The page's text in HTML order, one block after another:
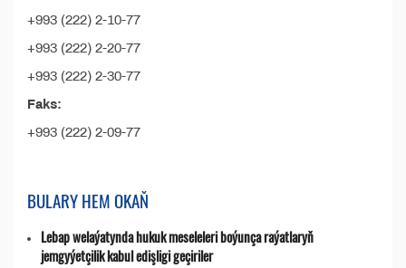
+993 (222) 2-10-77
+993 (222) 2-20-77
+993 (222) 2-30-77
Faks:
+993 (222) 2-09-77
BULARY HEM OKAŇ
Lebap welaýatynda hukuk meseleleri boýunça raýatlaryň
jemgyýetçilik kabul edişligi geçiriler